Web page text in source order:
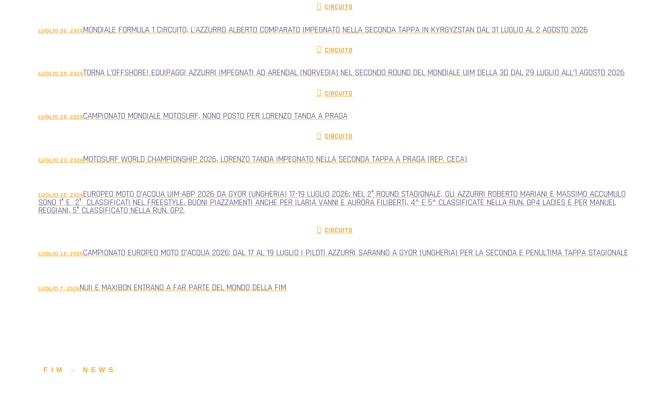
CIRCUITO
LUGLIO 30, 2026MONDIALE FORMULA 1 CIRCUITO, L’AZZURRO ALBERTO COMPARATO IMPEGNATO NELLA SECONDA TAPPA IN KYRGYZSTAN DAL 31 LUGLIO AL 2 AGOSTO 2026
CIRCUITO
LUGLIO 29, 2026TORNA L’OFFSHORE! EQUIPAGGI AZZURRI IMPEGNATI AD ARENDAL (NORVEGIA) NEL SECONDO ROUND DEL MONDIALE UIM DELLA 3D DAL 29 LUGLIO ALL’1 AGOSTO 2026
CIRCUITO
LUGLIO 28, 2026CAMPIONATO MONDIALE MOTOSURF, NONO POSTO PER LORENZO TANDA A PRAGA
CIRCUITO
LUGLIO 23, 2026MOTOSURF WORLD CHAMPIONSHIP 2026, LORENZO TANDA IMPEGNATO NELLA SECONDA TAPPA A PRAGA (REP. CECA)
LUGLIO 20, 2026EUROPEO MOTO D’ACQUA UIM-ABP 2026 DA GYOR (UNGHERIA) 17-19 LUGLIO 2026: NEL 2° ROUND STAGIONALE, GLI AZZURRI ROBERTO MARIANI E MASSIMO ACCUMULO
SONO 1° E 2° CLASSIFICATI NEL FREESTYLE. BUONI PIAZZAMENTI ANCHE PER ILARIA VANNI E AURORA FILIBERTI, 4^ E 5^ CLASSIFICATE NELLA RUN. GP4 LADIES E PER MANUEL
REGGIANI, 5° CLASSIFICATO NELLA RUN. GP2.
CIRCUITO
LUGLIO 16, 2026CAMPIONATO EUROPEO MOTO D’ACQUA 2026: DAL 17 AL 19 LUGLIO I PILOTI AZZURRI SARANNO A GYOR (UNGHERIA) PER LA SECONDA E PENULTIMA TAPPA STAGIONALE
LUGLIO 7, 2026NUII E MAXIBON ENTRANO A FAR PARTE DEL MONDO DELLA FIM
FIM - NEWS